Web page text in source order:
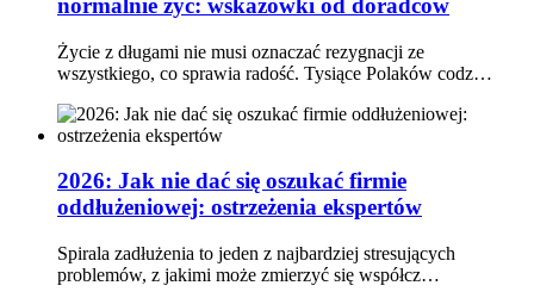
normalnie żyć: wskazówki od doradców
Życie z długami nie musi oznaczać rezygnacji ze
wszystkiego, co sprawia radość. Tysiące Polaków codz…
2026: Jak nie dać się oszukać firmie
oddłużeniowej: ostrzeżenia ekspertów
Spirala zadłużenia to jeden z najbardziej stresujących
problemów, z jakimi może zmierzyć się współcz…